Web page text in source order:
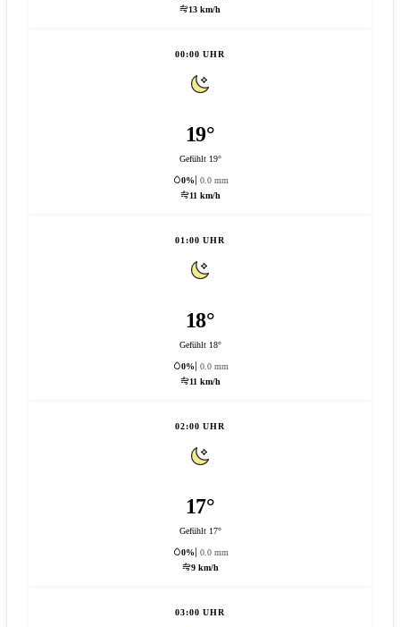
13 km/h
00:00 UHR
19°
Gefühlt 19°
0%
0.0 mm
11 km/h
01:00 UHR
18°
Gefühlt 18°
0%
0.0 mm
11 km/h
02:00 UHR
17°
Gefühlt 17°
0%
0.0 mm
9 km/h
03:00 UHR